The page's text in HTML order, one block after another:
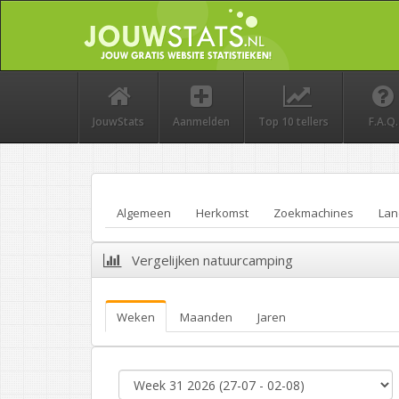
JouwStats Aanmelden Top 10 tellers F.A.Q.
Algemeen Herkomst Zoekmachines
Vergelijken natuurcamping
Weken Maanden Jaren